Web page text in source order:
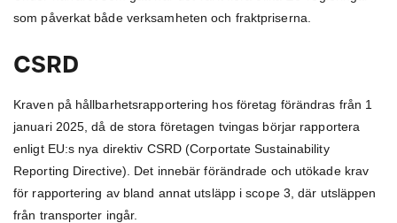
som påverkat både verksamheten och fraktpriserna.
CSRD
Kraven på hållbarhetsrapportering hos företag förändras från 1
januari 2025, då de stora företagen tvingas börjar rapportera
enligt EU:s nya direktiv CSRD (Corportate Sustainability
Reporting Directive). Det innebär förändrade och utökade krav
för rapportering av bland annat utsläpp i scope 3, där utsläppen
från transporter ingår.